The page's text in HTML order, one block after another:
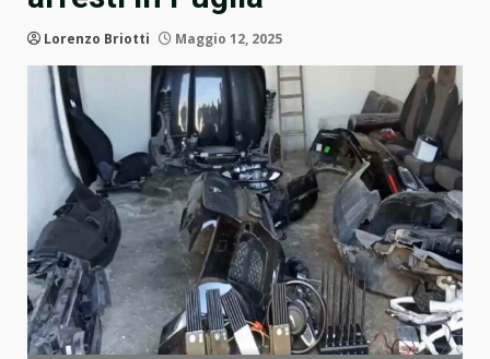
Lorenzo Briotti Maggio 12, 2025